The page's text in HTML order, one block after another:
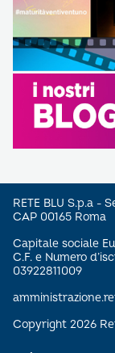
RETE BLU S.p.a -
CAP 00165 Roma
Capitale sociale
C.F. e Numero
03922811009
Copyright 2026